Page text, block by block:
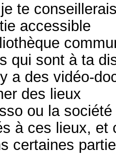
te
accessible
qui sont à ta
a des vidéo-
des lieux
ou la
à ces lieux, et
certaines